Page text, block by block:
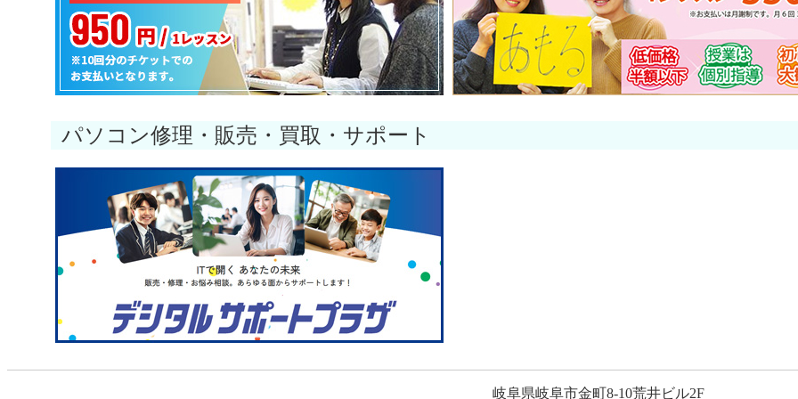
パソコン修理・販売・買取・サポート
岐阜県岐阜市金町8-10荒井ビル2F